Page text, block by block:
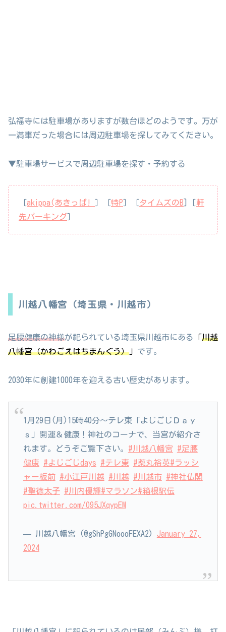
弘福寺には駐車場がありますが数台ほどのようです。万が
一満車だった場合には周辺駐車場を探してみてください。
▼駐車場サービスで周辺駐車場を探す・予約する
akippa(あきっぱ! 特P タイムズのB
軒
先パーキング
川越八幡宮（埼玉県・川越市）
足腰健康の神様が祀られている埼玉県川越市にある 「川越
八幡宮（かわごえはちまんぐう） 」 です。
2030年に創建1000年を迎える古い歴史があります。
1月29日(月)15時40分〜テレ東「よじごじＤａｙ
ｓ」開運＆健康！神社のコーナで、当宮が紹介さ
れます。どうぞご覧下さい。 #川越八幡宮
#足腰
健康
#よじごじdays #テレ東 #薬丸裕英#ラッシ
ャー板前 #小江戸川越 #川越 #川越市 #神社仏閣
#聖徳太子 #川内優輝#マラソン#箱根駅伝️
pic.twitter.com/O95JXqypEM
— 川越八幡宮 (@gShPgGNoooFEXA2) January 27,
2024